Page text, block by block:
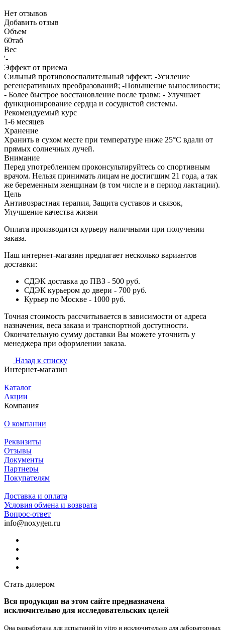
Нет отзывов
Добавить отзыв
Объем
60таб
Вес
'-
Эффект от приема
Сильный противовоспалительный эффект; -Усиление
регенеративных преобразований; -Повышение выносливости;
- Более быстрое восстановление после травм; - Улучшает
функционирование сердца и сосудистой системы.
Рекомендуемый курс
1-6 месяцев
Хранение
Хранить в сухом месте при температуре ниже 25°C вдали от
прямых солнечных лучей.
Внимание
Перед употреблением проконсультируйтесь со спортивным
врачом. Нельзя принимать лицам не достигшим 21 года, а так
же беременным женщинам (в том числе и в период лактации).
Цель
Антивозрастная терапия, Защита суставов и связок,
Улучшение качества жизни
Оплата производится курьеру наличными при получении
заказа.
Наш интернет-магазин предлагает несколько вариантов
доставки:
СДЭК доставка до ПВЗ - 500 руб.
СДЭК курьером до двери - 700 руб.
Курьер по Москве - 1000 руб.
Точная стоимость рассчитывается в зависимости от адреса
назначения, веса заказа и транспортной доступности.
Окончательную сумму доставки Вы можете уточнить у
менеджера при оформлении заказа.
Назад к списку
Интернет-магазин
Каталог
Акции
Компания
О компании
Реквизиты
Отзывы
Документы
Партнеры
Покупателям
Доставка и оплата
Условия обмена и возврата
Вопрос-ответ
info@noxygen.ru
Стать дилером
Вся продукция на этом сайте предназначена
исключительно для исследовательских целей
Она разработана для испытаний in vitro и исключительно для лабораторных